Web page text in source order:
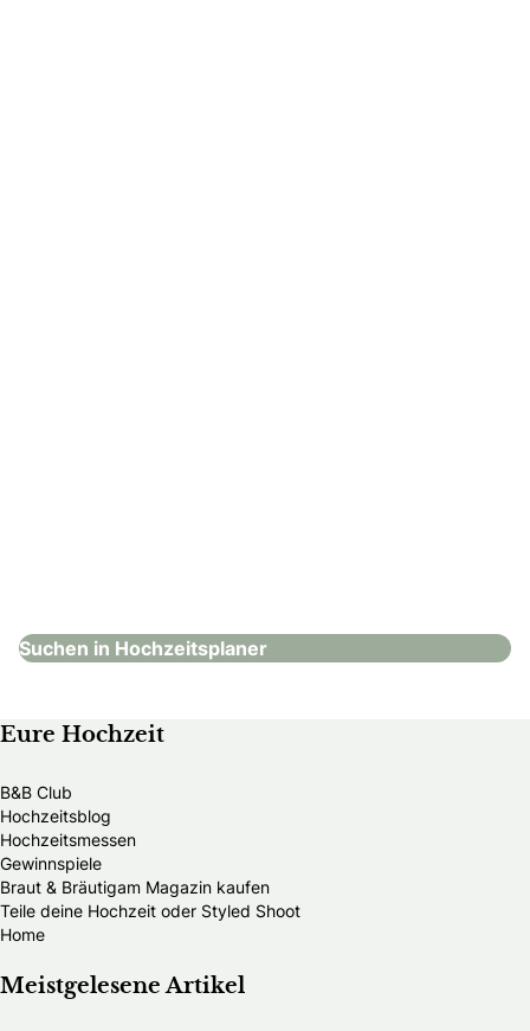
Suchen in Hochzeitsplaner
Eure Hochzeit
B&B Club
Hochzeitsblog
Hochzeitsmessen
Gewinnspiele
Braut & Bräutigam Magazin kaufen
Teile deine Hochzeit oder Styled Shoot
Home
Meistgelesene Artikel